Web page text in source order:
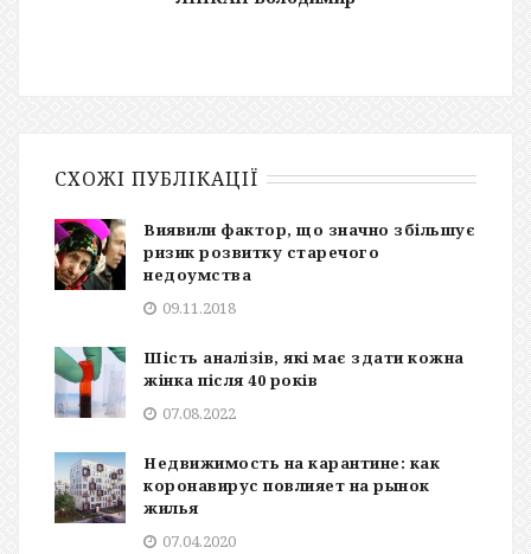
СХОЖІ ПУБЛІКАЦІЇ
Виявили фактор, що значно збільшує
ризик розвитку старечого
недоумства
09.11.2018
Шість аналізів, які має здати кожна
жінка після 40 років
07.08.2022
Недвижимость на карантине: как
коронавирус повлияет на рынок
жилья
07.04.2020